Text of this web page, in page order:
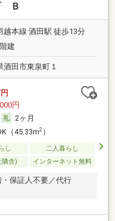
Ｂ
越本線 酒田駅 徒歩13分
建
酒田市東泉町１
円
2ヶ月
（45.33m2）
し
二人暮らし
隣含) インターネット無料
保証人不要／代行